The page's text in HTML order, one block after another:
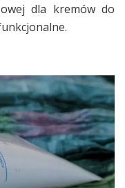
dla kremów do